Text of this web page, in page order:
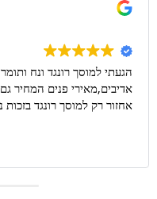
הגעתי למוסך רונגד ונח
אדיבים,מאירי פנים המחיר
אחזור רק למוסך רונגד